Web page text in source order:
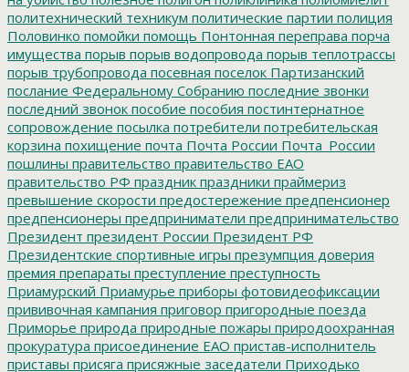
политехнический техникум политические партии полиция
Половинко помойки помощь Понтонная переправа порча
имущества порыв порыв водопровода порыв теплотрассы
порыв трубопровода посевная поселок Партизанский
послание Федеральному Собранию последние звонки
последний звонок пособие пособия постинтернатное
сопровождение посылка потребители потребительская
корзина похищение почта Почта России Почта_России
пошлины правительство правительство ЕАО
правительство РФ праздник праздники праймериз
превышение скорости предостережение предпенсионер
предпенсионеры предприниматели предпринимательство
Президент президент России Президент РФ
Президентские спортивные игры презумпция доверия
премия препараты преступление преступность
Приамурский Приамурье приборы фотовидеофиксации
прививочная кампания приговор пригородные поезда
Приморье природа природные пожары природоохранная
прокуратура присоединение ЕАО пристав-исполнитель
приставы присяга присяжные заседатели Приходько